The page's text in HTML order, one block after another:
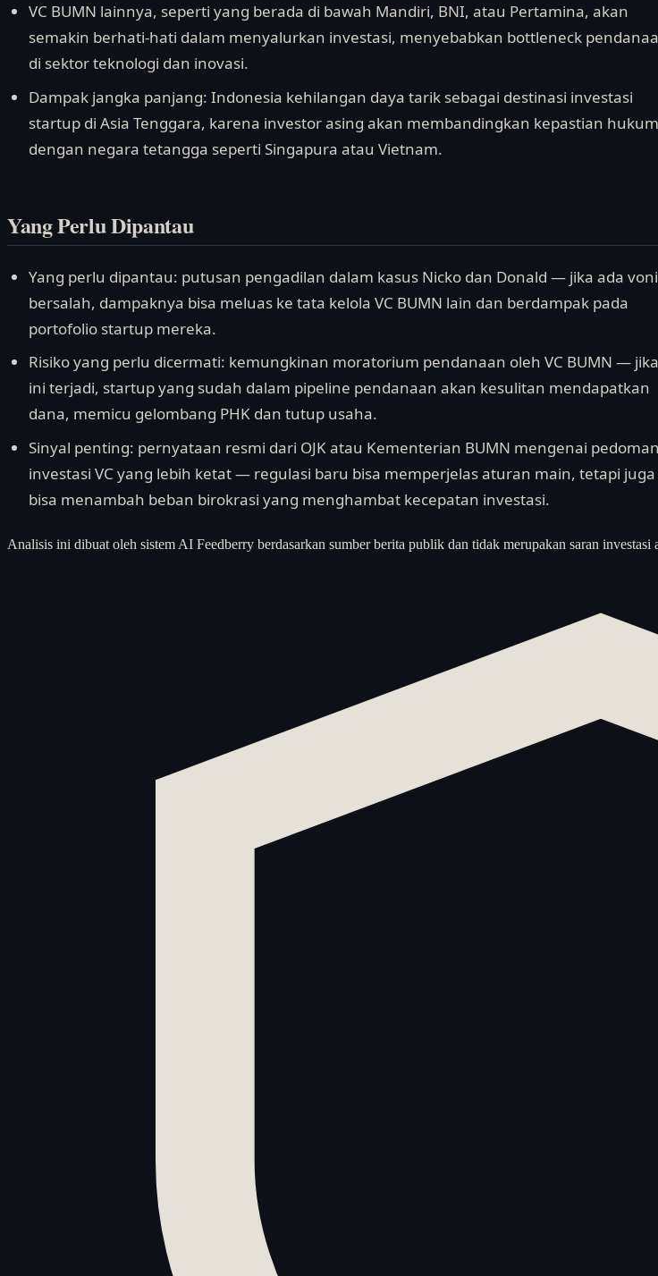
VC BUMN lainnya, seperti yang berada di bawah Mandiri, BNI, atau Pertamina, akan
semakin berhati-hati dalam menyalurkan investasi, menyebabkan bottleneck
di sektor teknologi dan inovasi.
Dampak jangka panjang: Indonesia kehilangan daya tarik sebagai destinasi investasi
startup di Asia Tenggara, karena investor asing akan membandingkan kepastian hukum
dengan negara tetangga seperti Singapura atau Vietnam.
Yang Perlu Dipantau
Yang perlu dipantau: putusan pengadilan dalam kasus Nicko dan Donald — jika ada
bersalah, dampaknya bisa meluas ke tata kelola VC BUMN lain dan berdampak pada
portofolio startup mereka.
Risiko yang perlu dicermati: kemungkinan moratorium pendanaan oleh VC BUMN — jika
ini terjadi, startup yang sudah dalam pipeline pendanaan akan kesulitan mendapatkan
dana, memicu gelombang PHK dan tutup usaha.
Sinyal penting: pernyataan resmi dari OJK atau Kementerian BUMN mengenai pedoman
investasi VC yang lebih ketat — regulasi baru bisa memperjelas aturan main, tetapi juga
bisa menambah beban birokrasi yang menghambat kecepatan investasi.
Analisis ini dibuat oleh sistem AI Feedberry berdasarkan sumber berita publik dan tidak merupakan saran